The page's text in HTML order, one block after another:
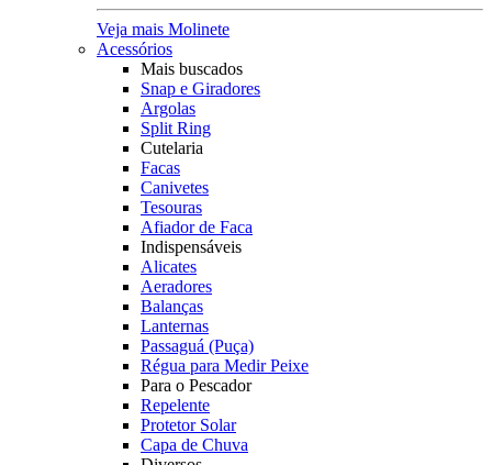
Veja mais Molinete
Acessórios
Mais buscados
Snap e Giradores
Argolas
Split Ring
Cutelaria
Facas
Canivetes
Tesouras
Afiador de Faca
Indispensáveis
Alicates
Aeradores
Balanças
Lanternas
Passaguá (Puça)
Régua para Medir Peixe
Para o Pescador
Repelente
Protetor Solar
Capa de Chuva